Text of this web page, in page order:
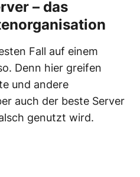
– das
Fall auf einem
Denn hier greifen
und andere
auch der beste Server
genutzt wird.